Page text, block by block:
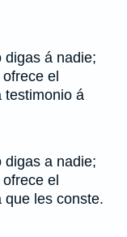
digas á nadie;
el
testimonio á
digas a nadie;
el
que les conste.